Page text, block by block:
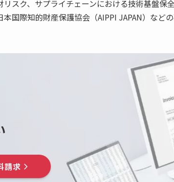
スク、サプライチェーンにおける技術基盤保
国際知的財産保護協会（AIPPI JAPAN）など
請求